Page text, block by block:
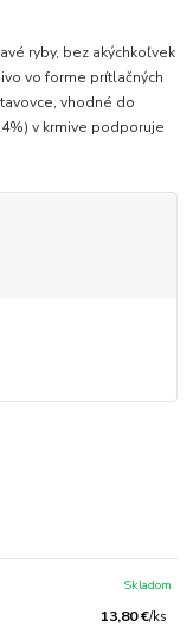
ryby, bez akýchkoľvek
vo forme prítlačných
vhodné do
v krmive podporuje
13,80 €/ks
Skladom